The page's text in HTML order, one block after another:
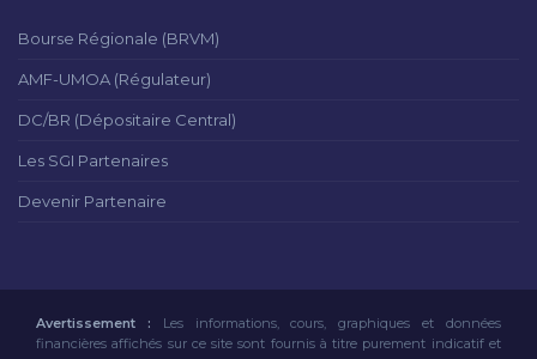
Bourse Régionale (BRVM)
AMF-UMOA (Régulateur)
DC/BR (Dépositaire Central)
Les SGI Partenaires
Devenir Partenaire
Avertissement : Les informations, cours, graphiques et données
financières affichés sur ce site sont fournis à titre purement indicatif et